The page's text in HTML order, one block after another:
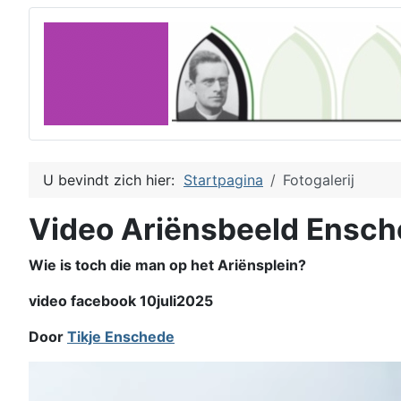
U bevindt zich hier: Startpagina Fotogalerij
Video Ariënsbeeld
Wie is toch die man op het Ariënsplein?
video facebook 10juli2025
Door Tikje Enschede